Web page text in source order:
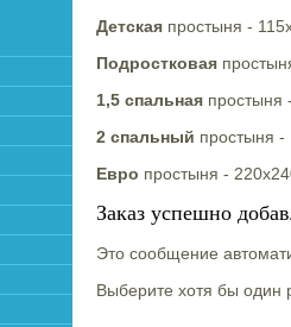
Детская простыня -
Подростковая
1,5 спальная простыня
2 спальный простыня -
Евро простыня -
Заказ успешно
Это сообщение
Выберите хотя бы один